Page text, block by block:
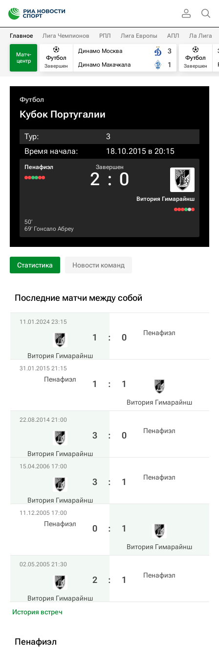
Главное Лига Чемпионов РПЛ Лига Европы АПЛ Ла Лига
Матч-
центр
Футбол
Завершен
Динамо Москва
Динамо Махачкала
3
1
Футбол
Завершен
Футбол
Кубок Португалии
Тур:
3
Время начала:
18.10.2015 в 20:15
Пенафиэл Завершен
2 : 0
Витория Гимарайнш
50‎’‎
69‎’‎ Гонсало Абреу
Статистика Новости команд
Последние матчи между собой
11.01.2024 23:15
Витория Гимарайнш
1 : 0 Пенафиэл
31.01.2015 21:15
Пенафиэл 1 : 1
Витория Гимарайнш
22.08.2014 21:00
Витория Гимарайнш
3 : 0 Пенафиэл
15.04.2006 17:00
Витория Гимарайнш
3 : 1 Пенафиэл
11.12.2005 17:00
Пенафиэл 0 : 1
Витория Гимарайнш
02.05.2005 21:30
Витория Гимарайнш
2 : 1 Пенафиэл
История встреч
Пенафиэл